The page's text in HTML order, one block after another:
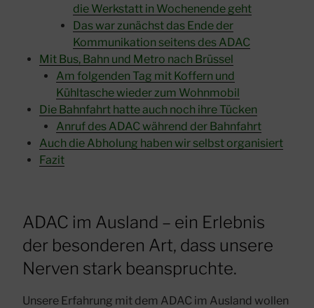
die Werkstatt in Wochenende geht
Das war zunächst das Ende der
Kommunikation seitens des ADAC
Mit Bus, Bahn und Metro nach Brüssel
Am folgenden Tag mit Koffern und
Kühltasche wieder zum Wohnmobil
Die Bahnfahrt hatte auch noch ihre Tücken
Anruf des ADAC während der Bahnfahrt
Auch die Abholung haben wir selbst organisiert
Fazit
ADAC im Ausland – ein Erlebnis
der besonderen Art, dass unsere
Nerven stark beanspruchte.
Unsere Erfahrung mit dem ADAC im Ausland wollen